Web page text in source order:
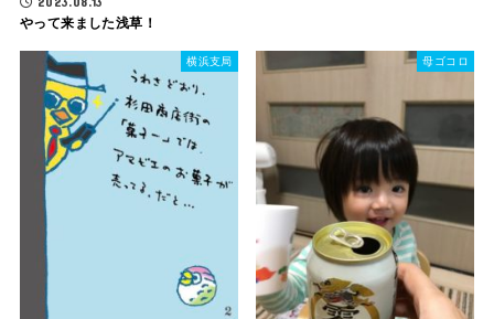
やって来ました浅草！
横浜支局 母ゴコロ